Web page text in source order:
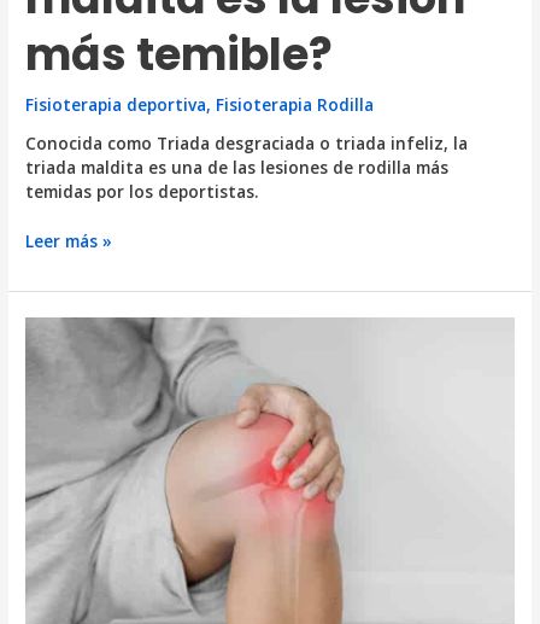
más temible?
Fisioterapia deportiva, Fisioterapia Rodilla
Conocida como Triada desgraciada o triada infeliz, la
triada maldita es una de las lesiones de rodilla más
temidas por los deportistas.
¿Por
la
triada
es
temible?
Leer más »